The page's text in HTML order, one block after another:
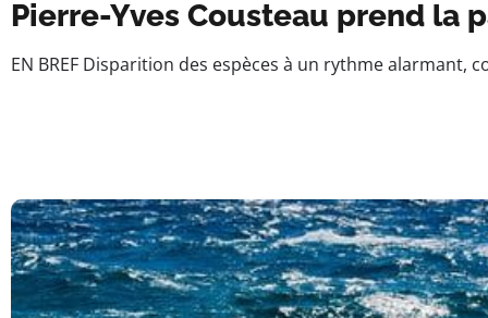
Pierre-Yves Cousteau prend la
EN BREF Disparition des espèces à un rythme